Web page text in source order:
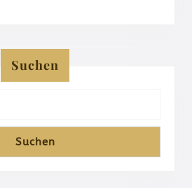
Suchen
Suchen